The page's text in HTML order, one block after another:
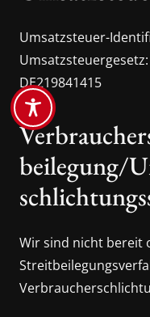
Umsatzsteuer-
Umsatzsteuergesetz:
DE219841415
beilegung/
Wir sind nicht bereit